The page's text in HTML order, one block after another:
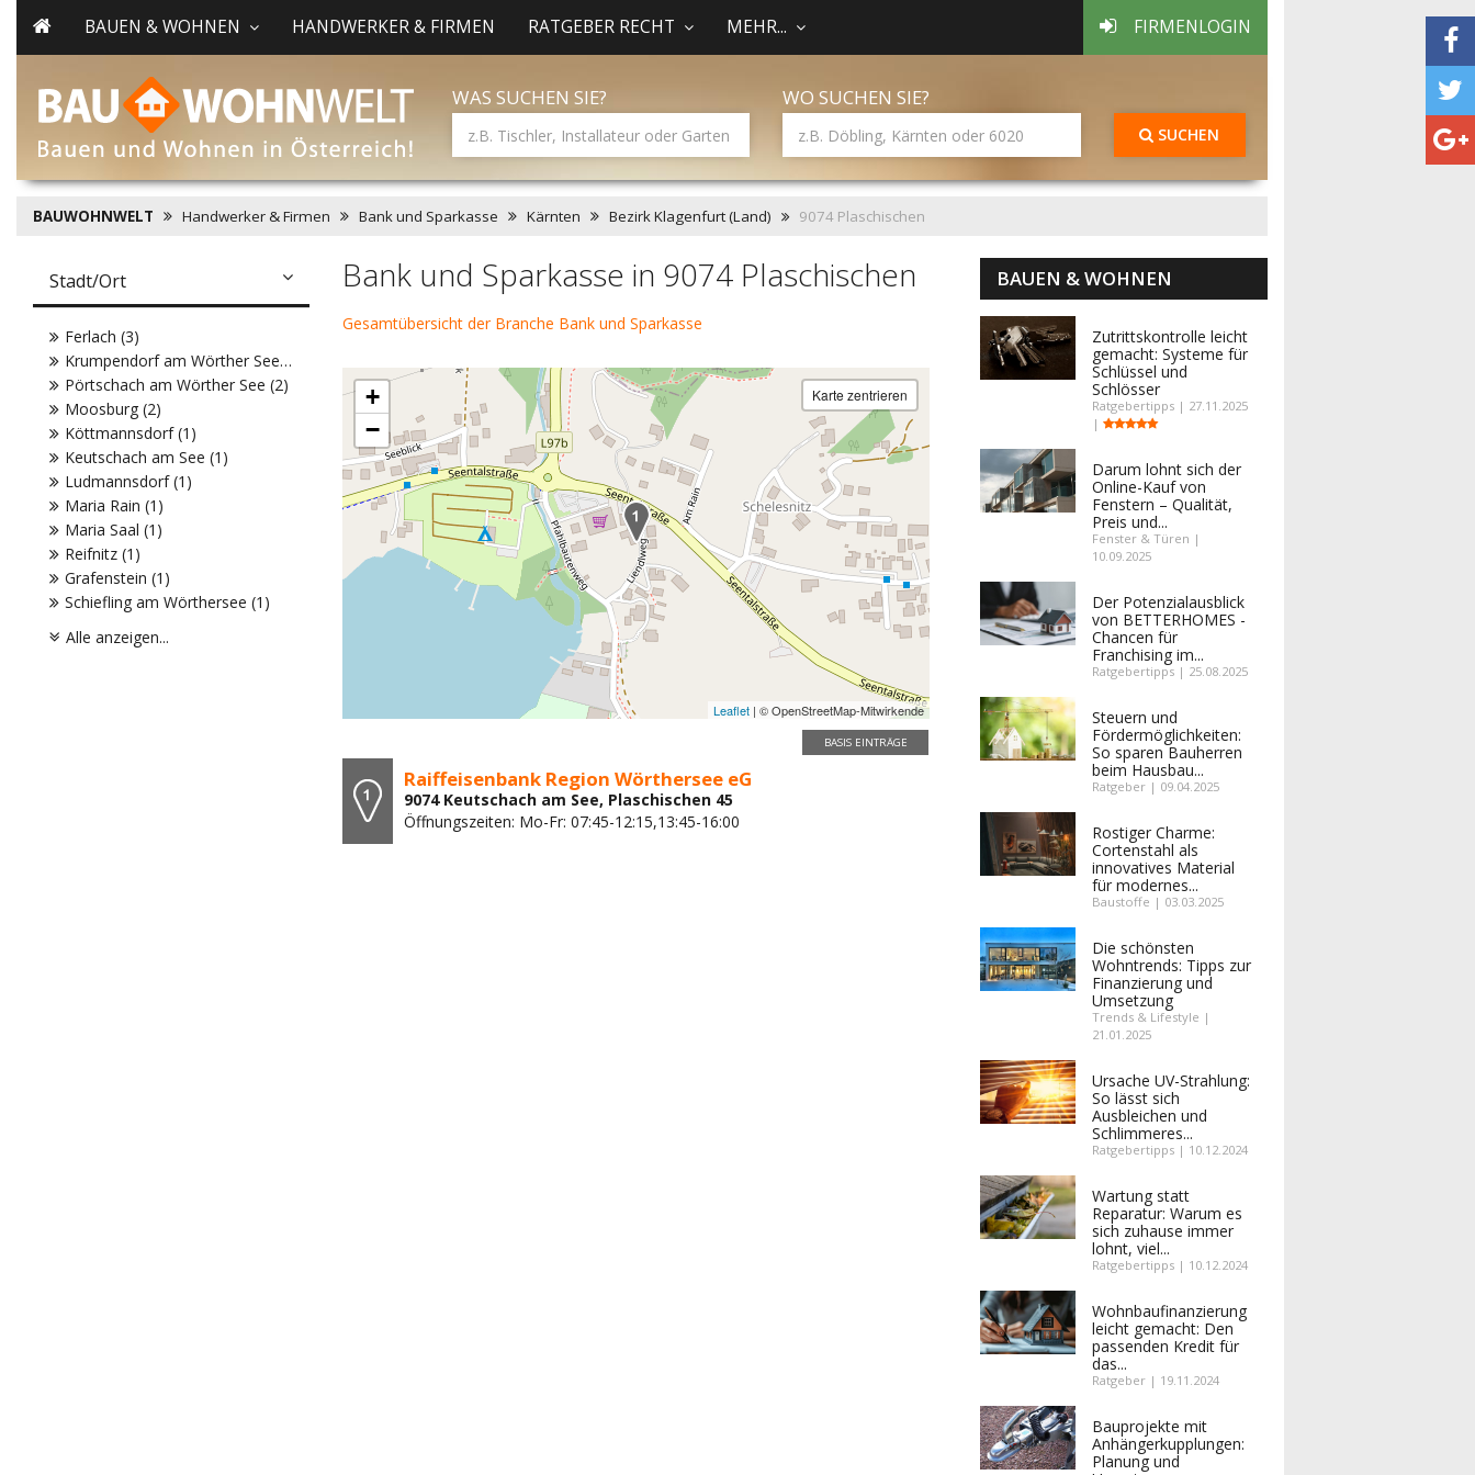
BAUEN & WOHNEN HANDWERKER & FIRMEN RATGEBER RECHT MEHR... FIRMENLOGIN
WAS SUCHEN SIE? WO SUCHEN SIE?
SUCHEN
BAUWOHNWELT Handwerker & Firmen Bank und Sparkasse Kärnten Bezirk Klagenfurt (Land) 9074 Plaschischen
Bank und Sparkasse in 9074 Plaschischen
Gesamtübersicht der Branche Bank und Sparkasse
+
−
Karte zentrieren
Leaflet | © OpenStreetMap-Mitwirkende
BASIS EINTRÄGE
Raiffeisenbank Region Wörthersee eG
9074 Keutschach am See, Plaschischen 45
Öffnungszeiten: Mo-Fr: 07:45-12:15,13:45-16:00
Stadt/Ort
Ferlach (3)
Krumpendorf am Wörther See (2)
Pörtschach am Wörther See (2)
Moosburg (2)
Köttmannsdorf (1)
Keutschach am See (1)
Ludmannsdorf (1)
Maria Rain (1)
Maria Saal (1)
Reifnitz (1)
Grafenstein (1)
Schiefling am Wörthersee (1)
Alle anzeigen...
BAUEN & WOHNEN
Zutrittskontrolle leicht
gemacht: Systeme für
Schlüssel und
Schlösser
Ratgebertipps | 27.11.2025
|
Darum lohnt sich der
Online-Kauf von
Fenstern – Qualität,
Preis und...
Fenster & Türen |
10.09.2025
Der Potenzialausblick
von BETTERHOMES -
Chancen für
Franchising im...
Ratgebertipps | 25.08.2025
Steuern und
Fördermöglichkeiten:
So sparen Bauherren
beim Hausbau...
Ratgeber | 09.04.2025
Rostiger Charme:
Cortenstahl als
innovatives Material
für modernes...
Baustoffe | 03.03.2025
Die schönsten
Wohntrends: Tipps zur
Finanzierung und
Umsetzung
Trends & Lifestyle |
21.01.2025
Ursache UV-Strahlung:
So lässt sich
Ausbleichen und
Schlimmeres...
Ratgebertipps | 10.12.2024
Wartung statt
Reparatur: Warum es
sich zuhause immer
lohnt, viel...
Ratgebertipps | 10.12.2024
Wohnbaufinanzierung
leicht gemacht: Den
passenden Kredit für
das...
Ratgeber | 19.11.2024
Bauprojekte mit
Anhängerkupplungen:
Planung und